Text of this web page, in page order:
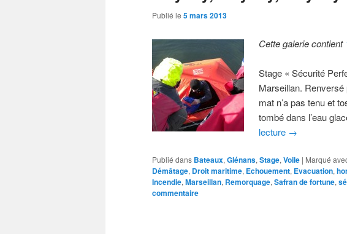
Publié le 5 mars 2013
Cette galerie contient
Stage « Sécurité
Marseillan.
mat n’a pas tenu et
tombé dans l’eau
lecture →
Publié dans Bateaux, Glénans, Stage, Voile | Marqué
Démâtage, Droit maritime, Echouement, Evacuation,
Incendie, Marseillan, Remorquage, Safran de fortune,
commentaire